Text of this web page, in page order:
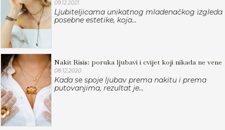
09.12.2021.
Ljubiteljicama unikatnog mladenačkog izgleda
posebne estetike, koja...
Nakit Risis: poruka ljubavi i cvijet koji nikada ne vene
08.12.2020.
Kada se spoje ljubav prema nakitu i prema
putovanjima, rezultat je...